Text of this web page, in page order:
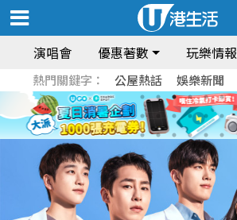
演唱會 優惠著數 玩樂情報
熱門關鍵字： 公屋熱話 娛樂新聞